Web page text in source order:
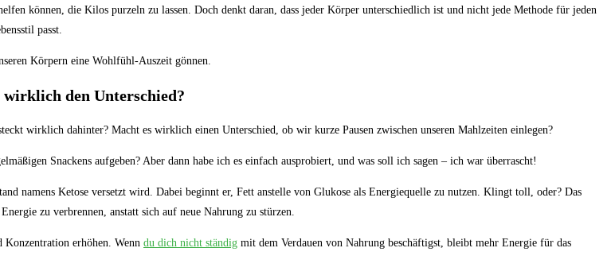
können, die Kilos⁤ purzeln zu lassen. Doch denkt daran, dass⁤ jeder⁢ Körper⁣ unterschiedlich​ ist‍ und nicht‍ jede​ Methode für​ jeden
passt.
Körpern⁢ eine Wohlfühl-Auszeit gönnen.
den Unterschied?
wirklich dahinter? Macht es ⁣wirklich⁢ einen Unterschied, ob wir​ kurze Pausen zwischen unseren Mahlzeiten einlegen?
Snackens aufgeben?⁤ Aber dann habe ich⁤ es einfach⁤ ausprobiert,⁢ und was soll ⁢ich ⁢sagen​ – ich ⁤war ⁤überrascht!
namens⁤ Ketose ⁢versetzt wird. Dabei beginnt er, Fett anstelle von ​Glukose als ⁢Energiequelle ‌zu​ nutzen.⁢ Klingt toll, oder? Das
zu verbrennen, ‍anstatt sich auf neue Nahrung zu stürzen.
erhöhen.⁤ Wenn du⁣ dich nicht⁢ ständig mit ⁤dem‌ Verdauen von ‍Nahrung beschäftigst, bleibt mehr Energie ‌für das